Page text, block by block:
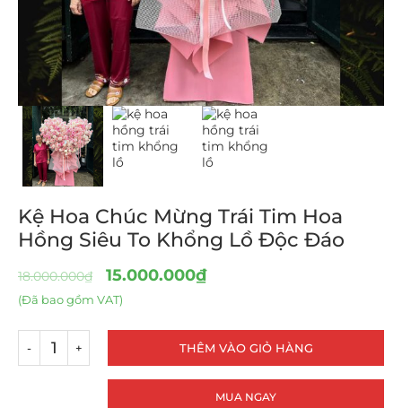
Kệ Hoa Chúc Mừng Trái Tim Hoa
Hồng Siêu To Khổng Lồ Độc Đáo
18.000.000₫ 15.000.000₫
(Đã bao gồm VAT)
THÊM VÀO GIỎ HÀNG
MUA NGAY